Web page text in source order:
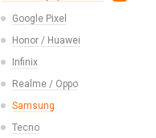
Расходные материалы
Ремешки Samsung 46mm/
46mm/Amazfit GTR (22mm)
Смарт часы
Умные детские часы
Шармы для ремешков Watch
Samsung
Tecno
Vivo
Xiaomi/ Redmi/ Poco
Монтажные комплекты и
На камеру/на динамик
Экшн камеры
USB 2.0
USB 3.0 / 3.1 /3.2
Карты памяти
Google Pixel
Honor / Huawei
Infinix
Realme / Oppo
Samsung
Tecno